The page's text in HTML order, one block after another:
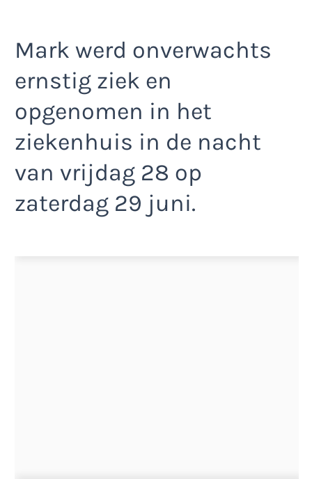
Mark werd onverwachts
ernstig ziek en
opgenomen in het
ziekenhuis in de nacht
van vrijdag 28 op
zaterdag 29 juni.